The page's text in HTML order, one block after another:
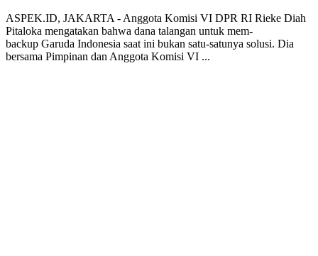
ASPEK.ID, JAKARTA - Anggota Komisi VI DPR RI Rieke Diah
Pitaloka mengatakan bahwa dana talangan untuk mem-
backup Garuda Indonesia saat ini bukan satu-satunya solusi. Dia
bersama Pimpinan dan Anggota Komisi VI ...